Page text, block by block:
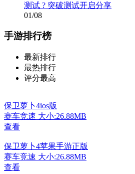
测试 ? 突破测试开启分享
01/08
手游排行榜
最新排行
最热排行
评分最高
保卫萝卜4ios版
赛车竞速 大小:26.88MB
查看
保卫萝卜4苹果手游正版
赛车竞速 大小:26.88MB
查看